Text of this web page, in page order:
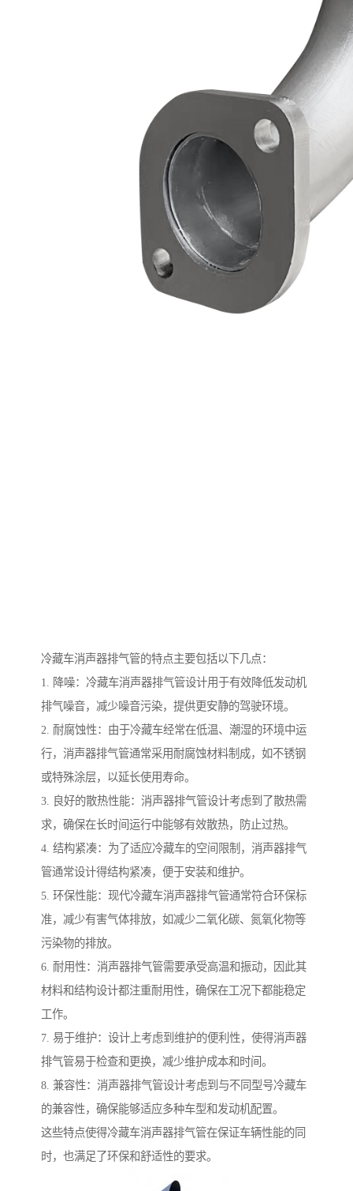
冷藏车消声器排气管的特点主要包括以下几点：
1. 降噪：冷藏车消声器排气管设计用于有效降低发动机
排气噪音，减少噪音污染，提供更安静的驾驶环境。
2. 耐腐蚀性：由于冷藏车经常在低温、潮湿的环境中运
行，消声器排气管通常采用耐腐蚀材料制成，如不锈钢
或特殊涂层，以延长使用寿命。
3. 良好的散热性能：消声器排气管设计考虑到了散热需
求，确保在长时间运行中能够有效散热，防止过热。
4. 结构紧凑：为了适应冷藏车的空间限制，消声器排气
管通常设计得结构紧凑，便于安装和维护。
5. 环保性能：现代冷藏车消声器排气管通常符合环保标
准，减少有害气体排放，如减少二氧化碳、氮氧化物等
污染物的排放。
6. 耐用性：消声器排气管需要承受高温和振动，因此其
材料和结构设计都注重耐用性，确保在工况下都能稳定
工作。
7. 易于维护：设计上考虑到维护的便利性，使得消声器
排气管易于检查和更换，减少维护成本和时间。
8. 兼容性：消声器排气管设计考虑到与不同型号冷藏车
的兼容性，确保能够适应多种车型和发动机配置。
这些特点使得冷藏车消声器排气管在保证车辆性能的同
时，也满足了环保和舒适性的要求。